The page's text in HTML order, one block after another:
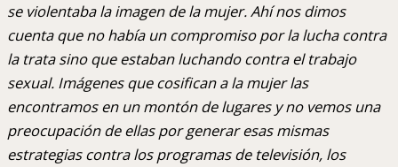
se violentaba la imagen de la mujer. Ahí nos dimos
cuenta que no había un compromiso por la lucha contra
la trata sino que estaban luchando contra el trabajo
sexual. Imágenes que cosifican a la mujer las
encontramos en un montón de lugares y no vemos una
preocupación de ellas por generar esas mismas
estrategias contra los programas de televisión, los